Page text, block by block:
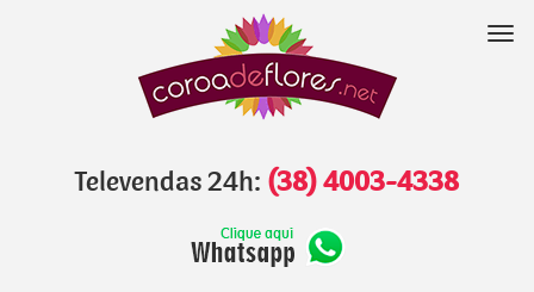
Televendas 24h: (38) 4003-4338